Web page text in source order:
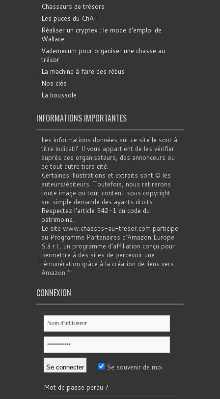
Chasseurs de trésors
Les puces du ChAT
Réaliser un cryptex : le mode d'emploi de
Wallace
Vademecum pour organiser une chasse au
trésor
La machine à faire des rébus
Nos clés
La boussole
INFORMATIONS IMPORTANTES
Les informations données sur ce site le sont à
titre indicatif. Il vous appartient de les vérifier
auprès des organisateurs, des annonceurs ou
de tout autre tiers cité.
Certaines illustrations et extraits sont © les
auteurs/éditeurs. Toutefois, nous retirerons
toute image ou tout contenu sous copyright
sur simple demande des ayants droits.
Respectez l'article 542-1 du code du
patrimoine.
Le site www.chasses-au-tresor.com participe
au Programme Partenaires d’Amazon Europe
S.à r.l., un programme d’affiliation conçu pour
permettre à des sites de percevoir une
rémunération grâce à la création de liens vers
Amazon.fr
CONNEXION
Se souvenir de moi
Mot de passe perdu ?